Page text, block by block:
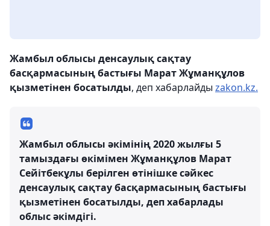
Жамбыл облысы денсаулық сақтау
басқармасының бастығы Марат Жұманқұлов
қызметінен босатылды, деп хабарлайды zakon.kz.
Жамбыл облысы әкімінің 2020 жылғы 5
тамыздағы өкімімен Жұманқұлов Марат
Сейітбекұлы берілген өтінішке сәйкес
денсаулық сақтау басқармасының бастығы
қызметінен босатылды, деп хабарлады
облыс әкімдігі.